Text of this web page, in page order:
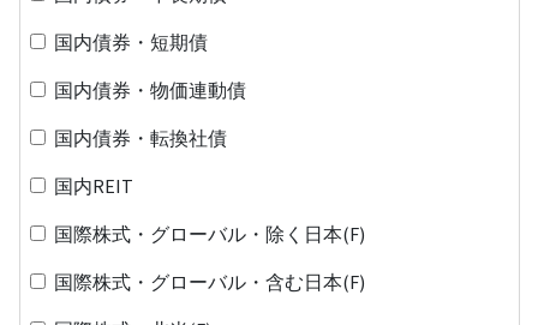
国内債券・短期債
国内債券・物価連動債
国内債券・転換社債
国内REIT
国際株式・グローバル・除く日本(F)
国際株式・グローバル・含む日本(F)